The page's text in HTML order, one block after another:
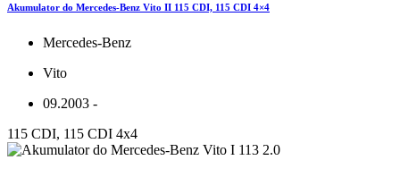
Akumulator do Mercedes-Benz Vito II 115 CDI, 115 CDI 4×4
Mercedes-Benz
Vito
09.2003 -
115 CDI, 115 CDI 4x4